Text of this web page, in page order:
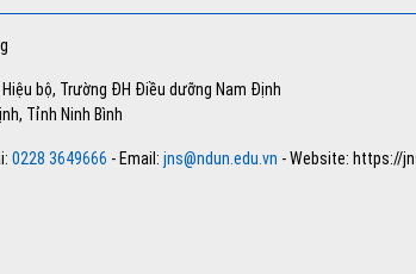
bộ, Trường ĐH Điều dưỡng Nam Định
Tỉnh Ninh Bình
0228 3649666 - Email: jns@ndun.edu.vn - Website: https://